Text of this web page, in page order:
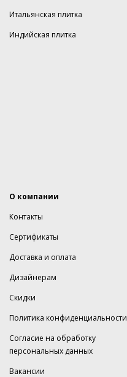
Итальянская плитка
Индийская плитка
О компании
Контакты
Сертификаты
Доставка и оплата
Дизайнерам
Скидки
Политика конфиденциальности
Согласие на обработку
персональных данных
Вакансии